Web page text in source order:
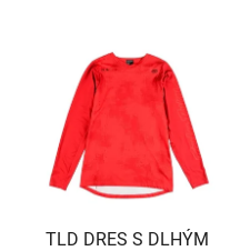
TLD DRES S DLHÝM